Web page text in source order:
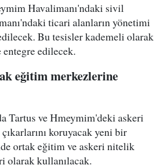
Havalimanı'ndaki sivil
ticari alanların yönetimi
Bu tesisler kademeli olarak
edilecek.
eğitim merkezlerine
Tartus ve Hmeymim'deki askeri
koruyacak yeni bir
ortak eğitim ve askeri nitelik
olarak kullanılacak.